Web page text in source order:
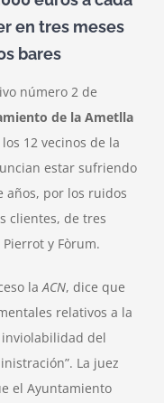
en tres meses
bares
número 2 de
de la Ametlla
los 12 vecinos de la
estar sufriendo
años, por los ruidos
clientes, de tres
y Fòrum.
la ACN, dice que
relativos a la
del
La juez
el Ayuntamiento